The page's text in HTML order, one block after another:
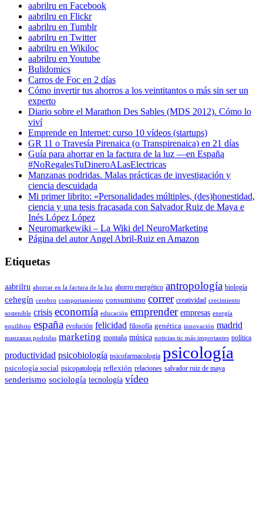
aabrilru en Facebook
aabrilru en Flickr
aabrilru en Tumblr
aabrilru en Twitter
aabrilru en Wikiloc
aabrilru en Youtube
Bulidomics
Carros de Foc en 2 días
Cómo invertir tus ahorros a los veintitantos o más sin ser un
experto
Diario sobre el Marathon Des Sables (MDS 2012). Cómo lo
viví
Emprende en Internet: curso 10 vídeos (startups)
GR 11 o Travesía Pirenaica (o Transpirenaica) en 21 días
Guía para ahorrar en la factura de la luz —en España
#NoRegalesTuDineroALasElectricas
Manzanas podridas. Malas prácticas de investigación y
ciencia descuidada
Mi primer librito: «Personalidades múltiples, (des)honestidad,
ciencia y una tesis fracasada con Salvador Ruiz de Maya e
Inés López López
Neuromarkewiki – La Wiki del NeuroMarketing
Página del autor Angel Abril-Ruiz en Amazon
Etiquetas
aabrilru ahorrar en la factura de la luz ahorro energético antropología biología
cehegín cerebro comportamiento consumismo correr creatividad crecimiento
sostenible crisis economía educación emprender empresas energía
equilibrio españa evolución felicidad filosofía genética innovación madrid
manzanas podridas marketing montaña música noticias tic más importantes política
productividad psicobiología psicofarmacología psicología
psicología social psicopatología reflexión relaciones salvador ruiz de maya
senderismo sociología tecnología vídeo